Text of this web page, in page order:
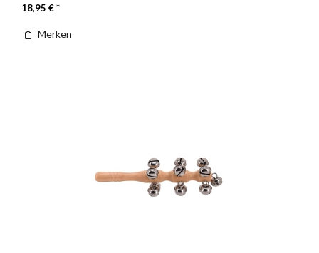
18,95 € *
Merken